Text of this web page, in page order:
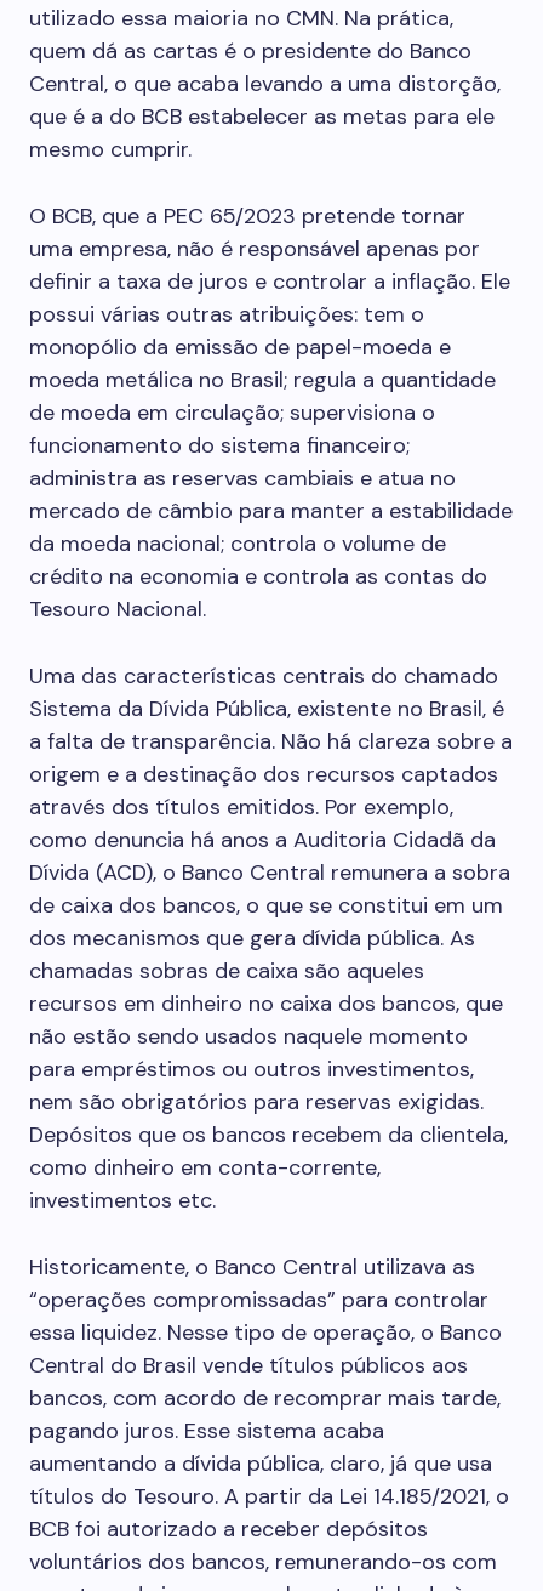
utilizado essa maioria no CMN. Na prática,
quem dá as cartas é o presidente do Banco
Central, o que acaba levando a uma distorção,
que é a do BCB estabelecer as metas para ele
mesmo cumprir.
O BCB, que a PEC 65/2023 pretende tornar
uma empresa, não é responsável apenas por
definir a taxa de juros e controlar a inflação. Ele
possui várias outras atribuições: tem o
monopólio da emissão de papel-moeda e
moeda metálica no Brasil; regula a quantidade
de moeda em circulação; supervisiona o
funcionamento do sistema financeiro;
administra as reservas cambiais e atua no
mercado de câmbio para manter a estabilidade
da moeda nacional; controla o volume de
crédito na economia e controla as contas do
Tesouro Nacional.
Uma das características centrais do chamado
Sistema da Dívida Pública, existente no Brasil, é
a falta de transparência. Não há clareza sobre a
origem e a destinação dos recursos captados
através dos títulos emitidos. Por exemplo,
como denuncia há anos a Auditoria Cidadã da
Dívida (ACD), o Banco Central remunera a sobra
de caixa dos bancos, o que se constitui em um
dos mecanismos que gera dívida pública. As
chamadas sobras de caixa são aqueles
recursos em dinheiro no caixa dos bancos, que
não estão sendo usados naquele momento
para empréstimos ou outros investimentos,
nem são obrigatórios para reservas exigidas.
Depósitos que os bancos recebem da clientela,
como dinheiro em conta-corrente,
investimentos etc.
Historicamente, o Banco Central utilizava as
“operações compromissadas” para controlar
essa liquidez. Nesse tipo de operação, o Banco
Central do Brasil vende títulos públicos aos
bancos, com acordo de recomprar mais tarde,
pagando juros. Esse sistema acaba
aumentando a dívida pública, claro, já que usa
títulos do Tesouro. A partir da Lei 14.185/2021, o
BCB foi autorizado a receber depósitos
voluntários dos bancos, remunerando-os com